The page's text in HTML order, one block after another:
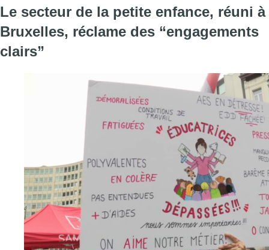
Le secteur de la petite enfance, réuni à
Bruxelles, réclame des “engagements
clairs”